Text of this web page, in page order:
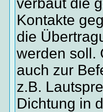
Kontakte
die
werden soll.
auch zur
z.B.
Dichtung in